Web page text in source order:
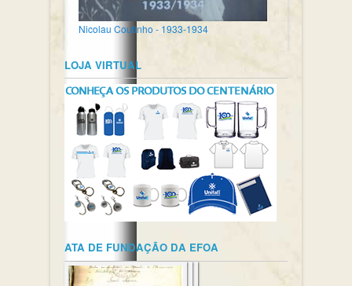
Nicolau Coutinho - 1933-1934
LOJA VIRTUAL
ATA DE FUNDAÇÃO DA EFOA